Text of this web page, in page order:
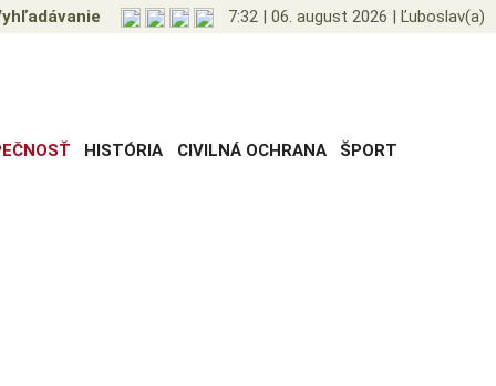
7:32 | 06. august 2026 | Ľuboslav(a)
HISTÓRIA CIVILNÁ OCHRANA ŠPORT